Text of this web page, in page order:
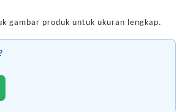
gambar produk untuk ukuran lengkap.